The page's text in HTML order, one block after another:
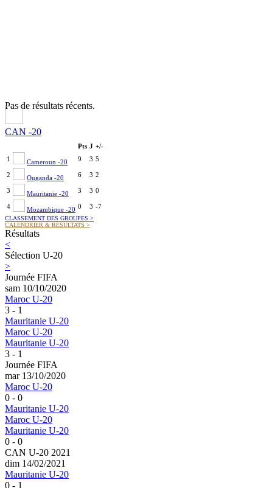
Pas de résultats récents.
CAN -20
Pts J +/-
1
Cameroun -20 9 3 5
2 Ouganda -20 6 3 2
3 Mauritanie -20 3 3 0
4 Mozambique -20 0 3 -7
CLASSEMENT DES GROUPES >
CALENDRIER & RÉSULTATS >
Résultats
<
Sélection U-20
>
Journée FIFA
sam 10/10/2020
Maroc U-20
3 - 1
Mauritanie U-20
Maroc U-20
Mauritanie U-20
3 - 1
Journée FIFA
mar 13/10/2020
Maroc U-20
0 - 0
Mauritanie U-20
Maroc U-20
Mauritanie U-20
0 - 0
CAN U-20 2021
dim 14/02/2021
Mauritanie U-20
0 - 1